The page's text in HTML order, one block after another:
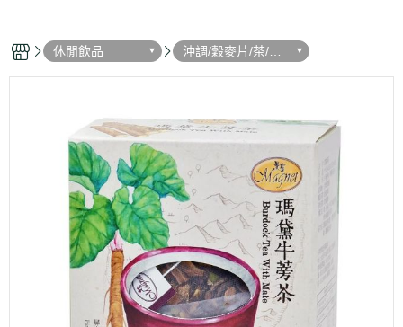
休閒飲品
沖調/穀麥片/茶/咖
啡/可可